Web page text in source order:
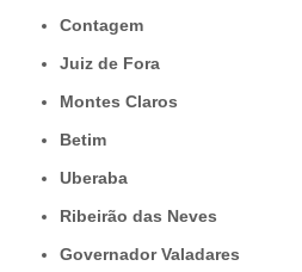
Contagem
Juiz de Fora
Montes Claros
Betim
Uberaba
Ribeirão das Neves
Governador Valadares